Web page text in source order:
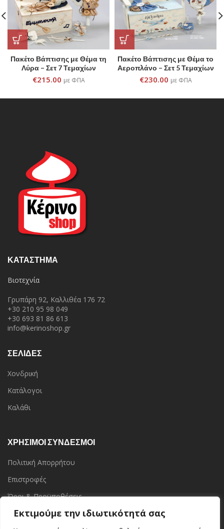
Εκτιμούμε την ιδιωτικότητά σας
Πακέτο Βάπτισης με Θέμα τη
Λύρα – Σετ 7 Τεμαχίων
€215.00 με ΦΠΑ
Πακέτο Βάπτισης με Θέμα το
Αεροπλάνο – Σετ 5 Τεμαχίων
€230.00 με ΦΠΑ
ΚΑΤΆΣΤΗΜΑ
Βιοτεχνία
Γρυπάρη 92, Καλλιθέα 176 72
+30 210 95 98 049
+30 693 81 86 613
info@kerinoshop.gr
ΣΕΛΙΔΕΣ
Χονδρική
Κατάλογοι
Καλάθι
ΧΡΗΣΙΜΟΙ ΣΥΝΔΕΣΜΟΙ
Πολιτική Απορρήτου
Επιστροφές
Όροι & Προϋποθέσεις
Επικοινωνία